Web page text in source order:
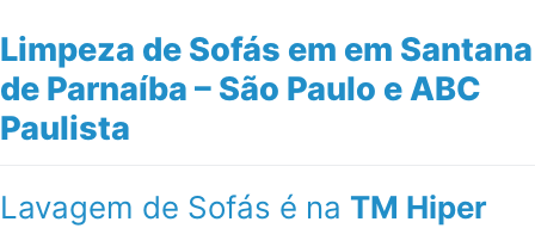
Limpeza de Sofás em em Santana
de Parnaíba – São Paulo e ABC
Paulista
Lavagem de Sofás é na TM Hiper